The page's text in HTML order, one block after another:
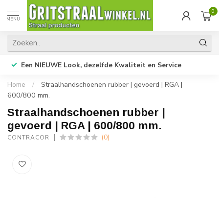
MENU
0
Een NIEUWE Look, dezelfde Kwaliteit en Service
Home /
Straalhandschoenen rubber | gevoerd | RGA |
600/800 mm.
Straalhandschoenen rubber |
gevoerd | RGA | 600/800 mm.
CONTRACOR (0)